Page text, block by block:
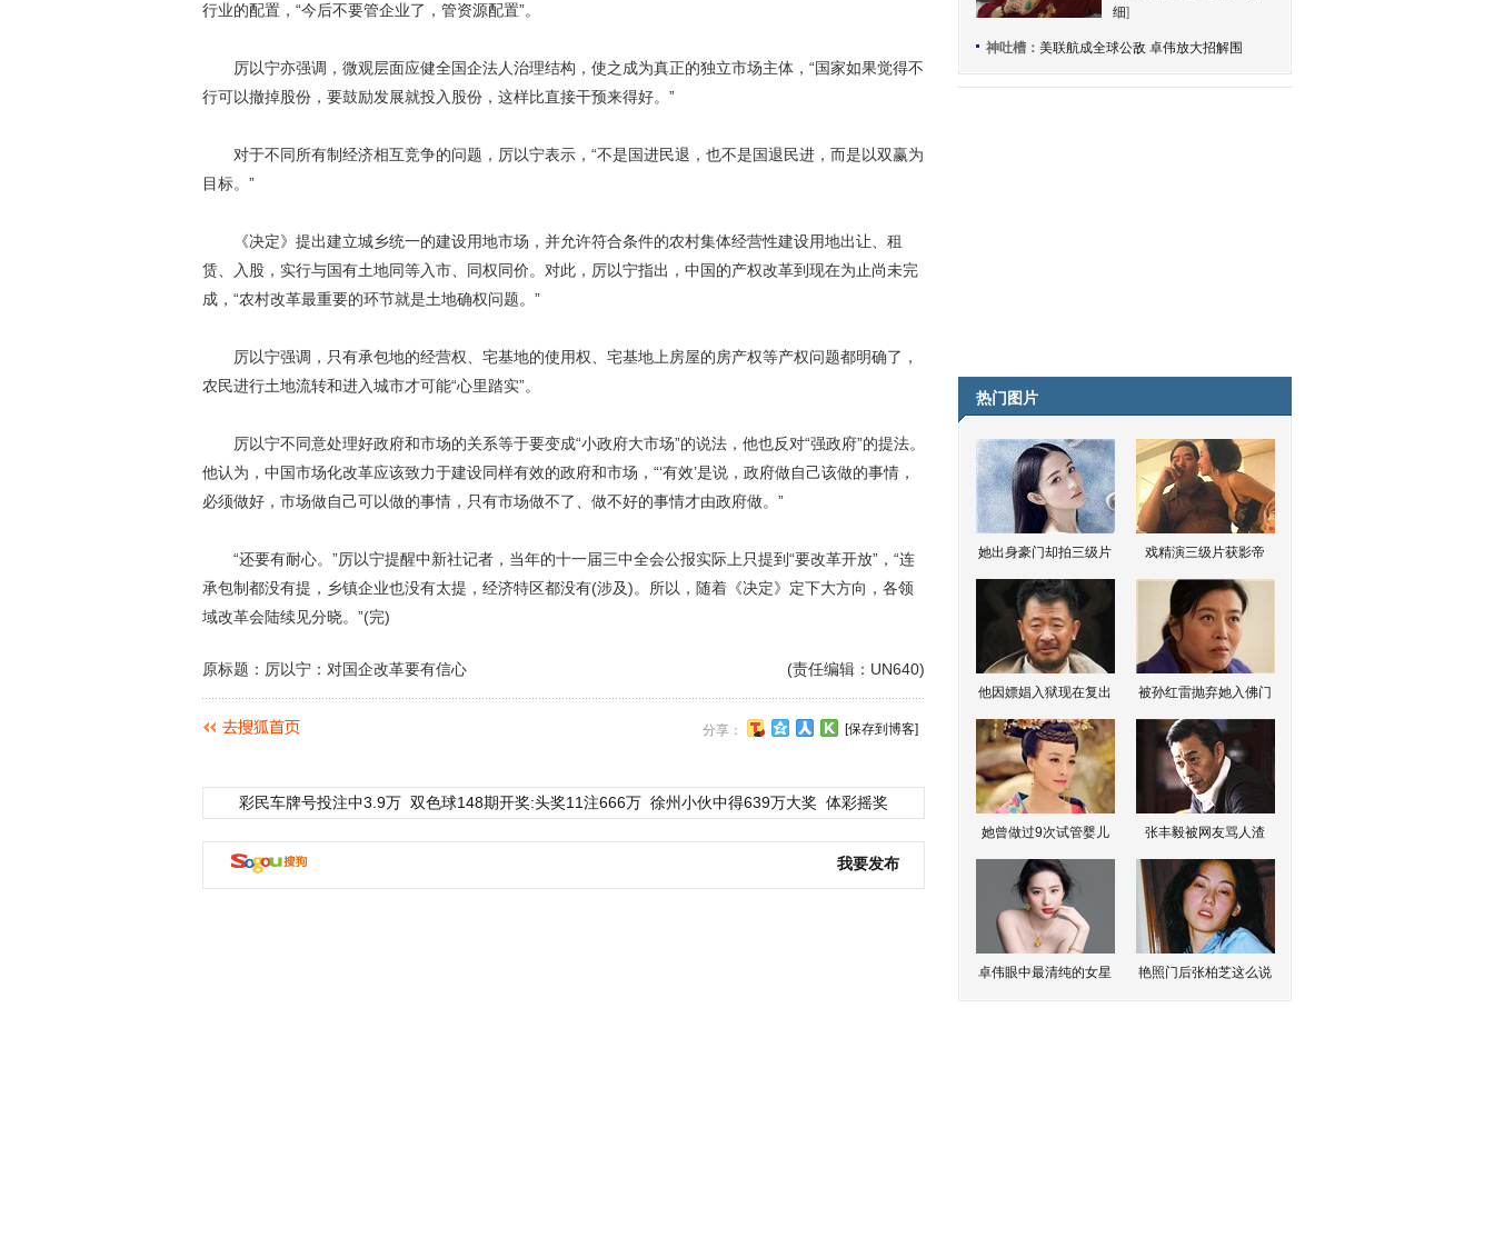
行业的配置，“今后不要管企业了，管资源配置”。
厉以宁亦强调，微观层面应健全国企法人治理结构，使之成为真正的独立市场主体，“国家如果觉得不
行可以撤掉股份，要鼓励发展就投入股份，这样比直接干预来得好。”
对于不同所有制经济相互竞争的问题，厉以宁表示，“不是国进民退，也不是国退民进，而是以双赢为
目标。”
《决定》提出建立城乡统一的建设用地市场，并允许符合条件的农村集体经营性建设用地出让、租
赁、入股，实行与国有土地同等入市、同权同价。对此，厉以宁指出，中国的产权改革到现在为止尚未完
成，“农村改革最重要的环节就是土地确权问题。”
厉以宁强调，只有承包地的经营权、宅基地的使用权、宅基地上房屋的房产权等产权问题都明确了，
农民进行土地流转和进入城市才可能“心里踏实”。
厉以宁不同意处理好政府和市场的关系等于要变成“小政府大市场”的说法，他也反对“强政府”的提法。
他认为，中国市场化改革应该致力于建设同样有效的政府和市场，“‘有效’是说，政府做自己该做的事情，
必须做好，市场做自己可以做的事情，只有市场做不了、做不好的事情才由政府做。”
“还要有耐心。”厉以宁提醒中新社记者，当年的十一届三中全会公报实际上只提到“要改革开放”，“连
承包制都没有提，乡镇企业也没有太提，经济特区都没有(涉及)。所以，随着《决定》定下大方向，各领
域改革会陆续见分晓。”(完)
(责任编辑：UN640)
原标题：厉以宁：对国企改革要有信心
分享： [保存到博客]
彩民车牌号投注中3.9万 双色球148期开奖:头奖11注666万 徐州小伙中得639万大奖 体彩摇奖
我要发布
细]
神吐槽： 美联航成全球公敌 卓伟放大招解围
热门图片
她出身豪门却拍三级片 戏精演三级片获影帝
他因嫖娼入狱现在复出 被孙红雷抛弃她入佛门
她曾做过9次试管婴儿 张丰毅被网友骂人渣
卓伟眼中最清纯的女星 艳照门后张柏芝这么说